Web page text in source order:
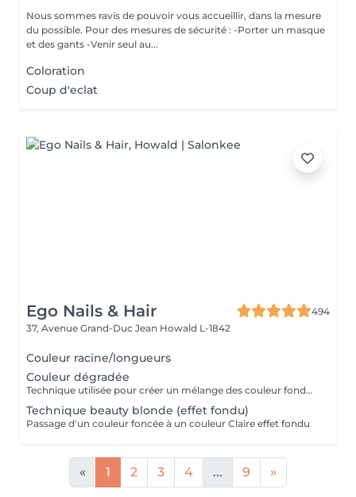
Nous sommes ravis de pouvoir vous accueillir, dans la mesure
du possible. Pour des mesures de sécurité : -Porter un masque
et des gants -Venir seul au...
Coloration
Coup d'eclat
Ego Nails & Hair
494
37, Avenue Grand-Duc Jean Howald L-1842
Couleur racine/longueurs
Couleur dégradée
Technique utilisée pour créer un mélange des couleur fondue en graduation
Technique beauty blonde (effet fondu)
Passage d'un couleur foncée à un couleur Claire effet fondu
« 1 2 3 4 ... 9 »